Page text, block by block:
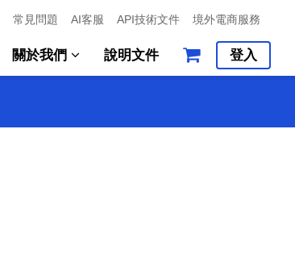
常見問題 AI客服 API技術文件 境外電商服務
關於我們 說明文件 登入